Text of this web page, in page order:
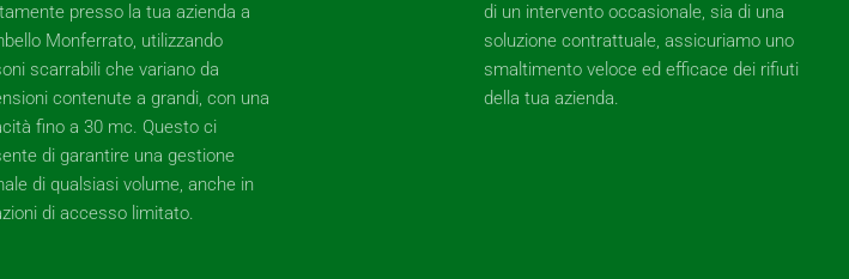
presso la tua azienda a
Monferrato, utilizzando
scarrabili che variano da
contenute a grandi, con una
fino a 30 mc. Questo ci
di garantire una gestione
di qualsiasi volume, anche in
di accesso limitato.
di un intervento occasionale, sia di una
soluzione contrattuale, assicuriamo uno
smaltimento veloce ed efficace dei rifiuti
della tua azienda.